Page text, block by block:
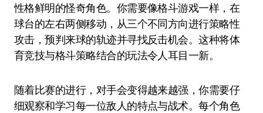
性格鲜明的怪奇角色。你需要像格斗游戏一样，在
球台的左右两侧移动，从三个不同方向进行策略性
攻击，预判来球的轨迹并寻找反击机会。这种将体
育竞技与格斗策略结合的玩法令人耳目一新。
随着比赛的进行，对手会变得越来越强，你需要仔
细观察和学习每一位敌人的特点与战术。每个角色